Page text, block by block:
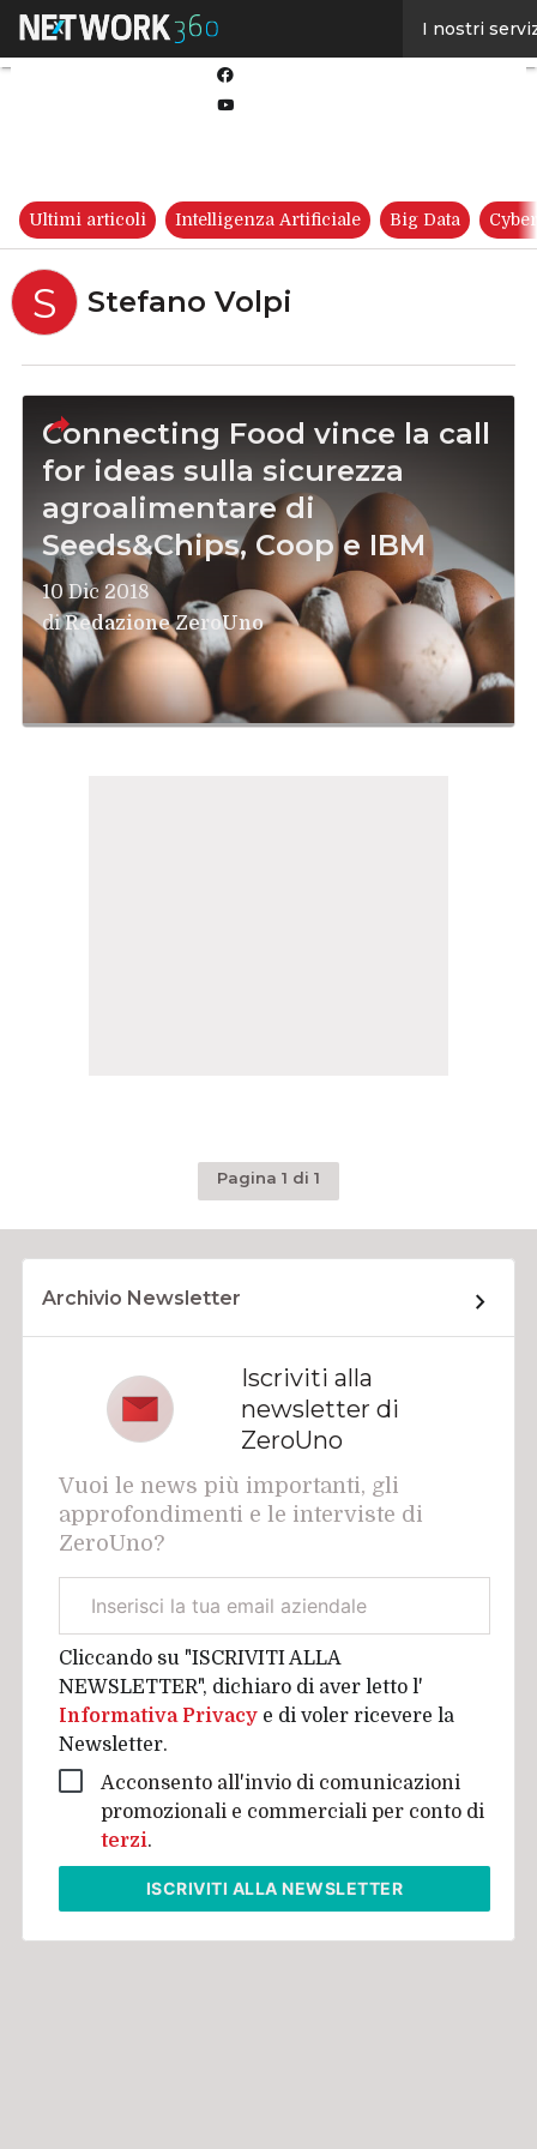
I nostri
Ultimi articoli Intelligenza Artificiale Big Data
S Stefano Volpi
Connecting Food vince la call
for ideas sulla sicurezza
agroalimentare di
Seeds&Chips, Coop e IBM
10 Dic 2018
diRedazione ZeroUno
Pagina 1 di 1
Archivio Newsletter
Iscriviti alla
newsletter di
ZeroUno
Vuoi le news più importanti, gli
approfondimenti e le interviste di
ZeroUno?
aziendale
Cliccando su "ISCRIVITI ALLA
NEWSLETTER", dichiaro di aver letto l'
Informativa Privacy e di voler ricevere la
Newsletter.
Acconsento all'invio di comunicazioni
promozionali e commerciali per conto di
terzi.
ISCRIVITI ALLA NEWSLETTER